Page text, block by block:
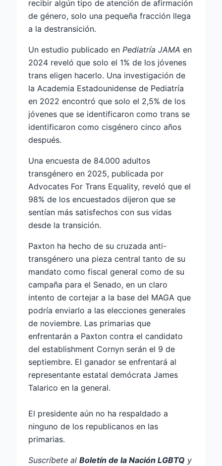
recibir algún tipo de atención de afirmación
de género, solo una pequeña fracción llega
a la destransición.
Un estudio publicado en Pediatría JAMA en
2024 reveló que solo el 1% de los jóvenes
trans eligen hacerlo. Una investigación de
la Academia Estadounidense de Pediatría
en 2022 encontró que solo el 2,5% de los
jóvenes que se identificaron como trans se
identificaron como cisgénero cinco años
después.
Una encuesta de 84.000 adultos
transgénero en 2025, publicada por
Advocates For Trans Equality, reveló que el
98% de los encuestados dijeron que se
sentían más satisfechos con sus vidas
desde la transición.
Paxton ha hecho de su cruzada anti-
transgénero una pieza central tanto de su
mandato como fiscal general como de su
campaña para el Senado, en un claro
intento de cortejar a la base del MAGA que
podría enviarlo a las elecciones generales
de noviembre. Las primarias que
enfrentarán a Paxton contra el candidato
del establishment Cornyn serán el 9 de
septiembre. El ganador se enfrentará al
representante estatal demócrata James
Talarico en la general.
El presidente aún no ha respaldado a
ninguno de los republicanos en las
primarias.
Suscríbete al Boletín de la Nación LGBTQ y